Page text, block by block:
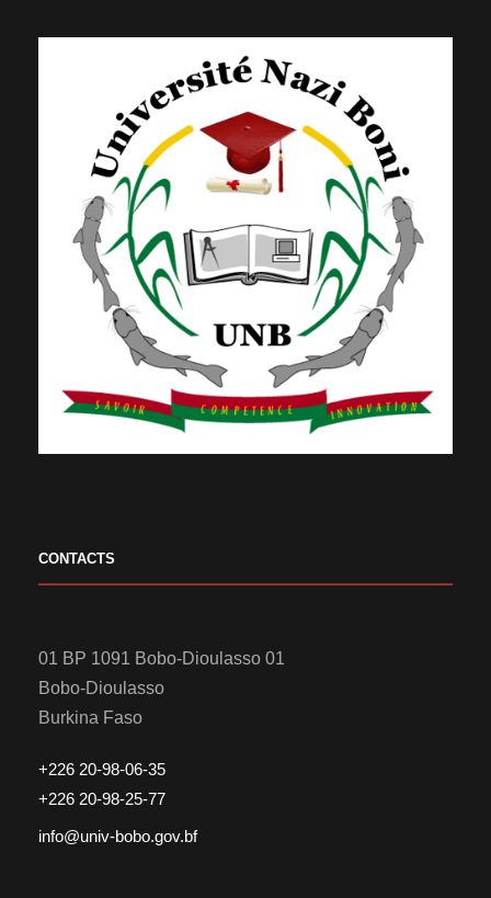
CONTACTS
01 BP 1091 Bobo-Dioulasso 01
Bobo-Dioulasso
Burkina Faso
+226 20-98-06-35
+226 20-98-25-77
info@univ-bobo.gov.bf